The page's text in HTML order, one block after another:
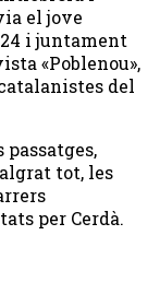
el jove
i juntament
«Poblenou»,
del
passatges,
tot, les
per Cerdà.